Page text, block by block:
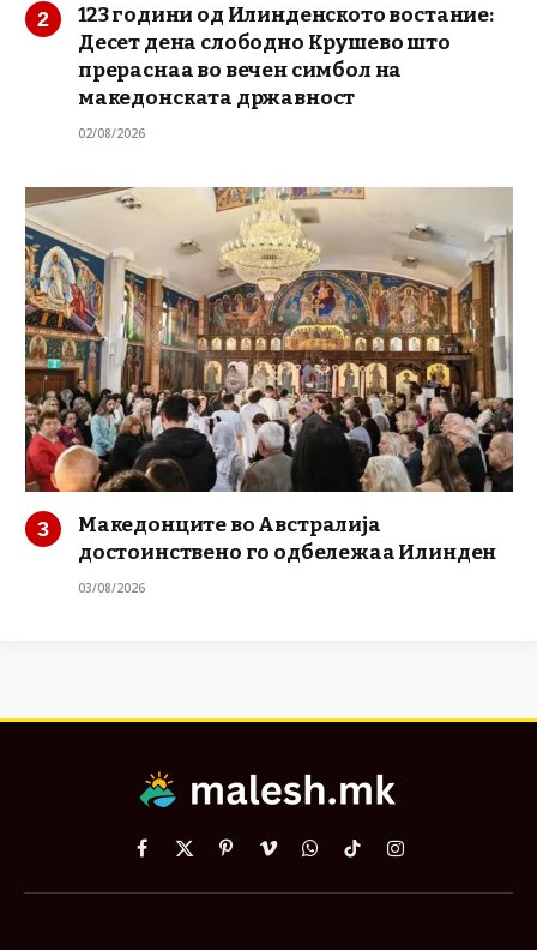
123 години од Илинденското востание:
Десет дена слободно Крушево што
прераснаа во вечен симбол на
македонската државност
02/08/2026
Македонците во Австралија
достоинствено го одбележаа Илинден
03/08/2026
Facebook
X
PinterestVimeoWhatsApp
TikTokInstagram